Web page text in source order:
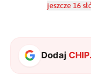
nauką oraz
jeszcze 16
Dodaj